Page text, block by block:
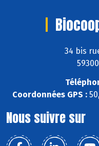
34 bis
Coordonnées GPS :
Nous suivre sur